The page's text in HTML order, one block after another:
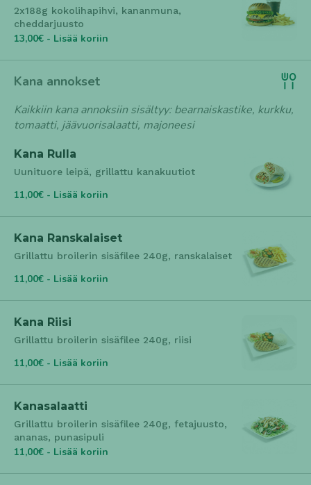
2x188g kokolihapihvi, kananmuna,
cheddarjuusto
13,00€ - Lisää koriin
Kana annokset
Kaikkiin kana annoksiin sisältyy: bearnaiskastike, kurkku,
tomaatti, jäävuorisalaatti, majoneesi
Kana Rulla
Uunituore leipä, grillattu kanakuutiot
11,00€ - Lisää koriin
Kana Ranskalaiset
Grillattu broilerin sisäfilee 240g, ranskalaiset
11,00€ - Lisää koriin
Kana Riisi
Grillattu broilerin sisäfilee 240g, riisi
11,00€ - Lisää koriin
Kanasalaatti
Grillattu broilerin sisäfilee 240g, fetajuusto,
ananas, punasipuli
11,00€ - Lisää koriin